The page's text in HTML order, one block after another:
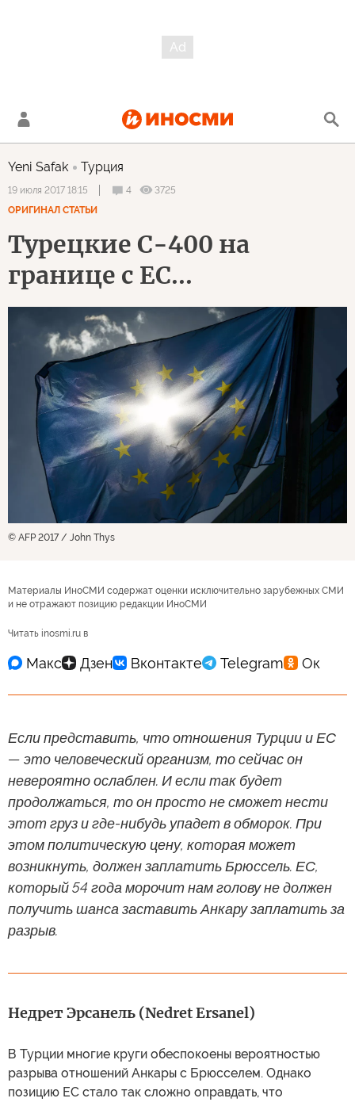
Yeni Safak Турция
19 июля 2017 18:15 4
3725
ОРИГИНАЛ СТАТЬИ
Турецкие С-400 на
границе с ЕС...
© AFP 2017 / John Thys
Материалы ИноСМИ содержат оценки исключительно зарубежных СМИ
и не отражают позицию редакции ИноСМИ
Читать inosmi.ru в
Если представить, что отношения Турции и ЕС
— это человеческий организм, то сейчас он
невероятно ослаблен. И если так будет
продолжаться, то он просто не сможет нести
этот груз и где-нибудь упадет в обморок. При
этом политическую цену, которая может
возникнуть, должен заплатить Брюссель. ЕС,
который 54 года морочит нам голову не должен
получить шанса заставить Анкару заплатить за
разрыв.
Недрет Эрсанель (Nedret Ersanel)
В Турции многие круги обеспокоены вероятностью
разрыва отношений Анкары с Брюсселем. Однако
позицию ЕС стало так сложно оправдать, что